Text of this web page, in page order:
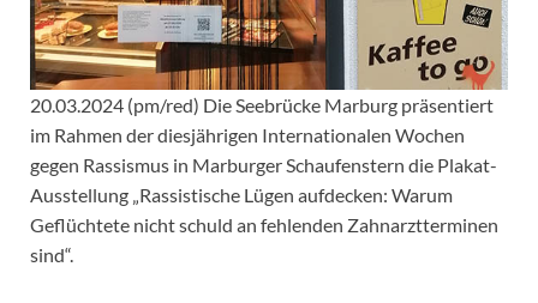
20.03.2024 (pm/red) Die Seebrücke Marburg präsentiert
im Rahmen der diesjährigen Internationalen Wochen
gegen Rassismus in Marburger Schaufenstern die Plakat-
Ausstellung „Rassistische Lügen aufdecken: Warum
Geflüchtete nicht schuld an fehlenden Zahnarztterminen
sind“.